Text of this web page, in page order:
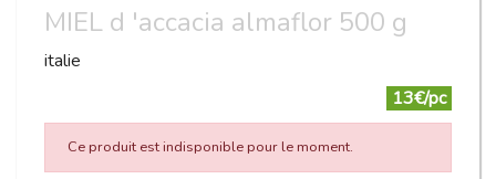
MIEL d 'accacia almaflor 500 g
italie
13€/pc
Ce produit est indisponible pour le moment.